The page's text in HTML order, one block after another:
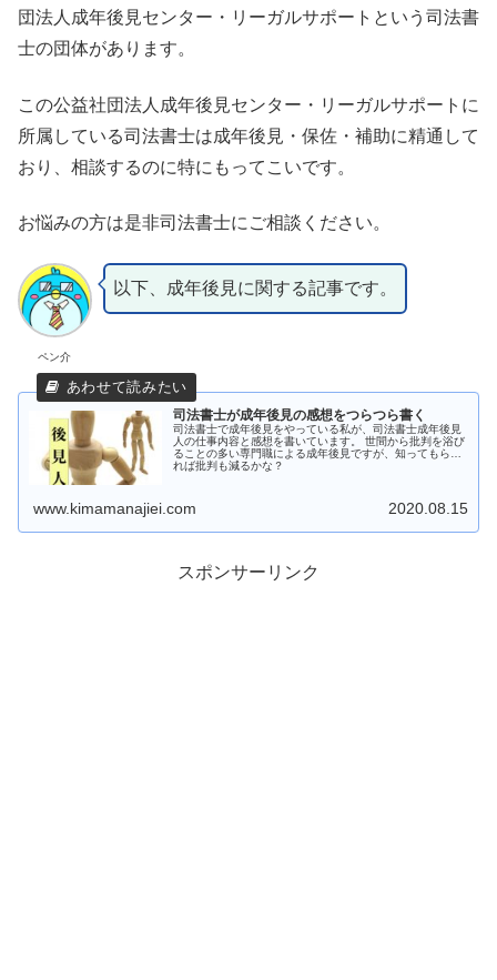
団法人成年後見センター・リーガルサポートという司法書
士の団体があります。
この公益社団法人成年後見センター・リーガルサポートに
所属している司法書士は成年後見・保佐・補助に精通して
おり、相談するのに特にもってこいです。
お悩みの方は是非司法書士にご相談ください。
ペン介
以下、成年後見に関する記事です。
司法書士が成年後見の感想をつらつら書く
司法書士で成年後見をやっている私が、司法書士成年後見
人の仕事内容と感想を書いています。 世間から批判を浴び
ることの多い専門職による成年後見ですが、知ってもらえ
れば批判も減るかな？
www.kimamanajiei.com 2020.08.15
スポンサーリンク